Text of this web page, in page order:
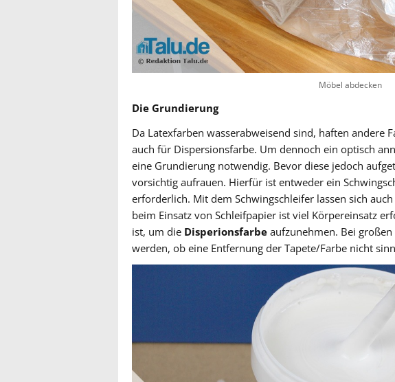
Möbel abdecken
Die Grundierung
Da Latexfarben wasserabweisend sind, haften andere
auch für Dispersionsfarbe. Um dennoch ein optisch
eine Grundierung notwendig. Bevor diese jedoch
vorsichtig aufrauen. Hierfür ist entweder ein
erforderlich. Mit dem Schwingschleifer lassen sich
beim Einsatz von Schleifpapier ist viel Körpereinsatz
ist, um die Disperionsfarbe aufzunehmen. Bei
werden, ob eine Entfernung der Tapete/Farbe nicht